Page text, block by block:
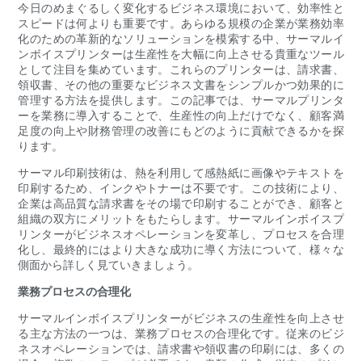
今日のめまぐるしく変化するビジネス環境において、効率性と
スピードは何よりも重要です。あらゆる規模の企業が業務効率
化のための革新的なソリューションを模索する中、サーマルイ
ンボイスプリンターは生産性を大幅に向上させる貴重なツール
として注目を集めています。これらのプリンターは、請求書、
領収書、その他の重要なビジネス文書をシンプルかつ効果的に
管理する方法を提供します。この記事では、サーマルプリンタ
ーを業務に導入することで、生産性の向上だけでなく、顧客満
足度の向上や財務管理の改善にもどのように貢献できるかを探
ります。
サーマル印刷技術は、熱を利用して感熱紙に画像やテキストを
印刷するため、インクやトナーは不要です。この技術により、
企業は高品質な請求書をその場で印刷することができ、顧客と
組織の双方にメリットをもたらします。サーマルインボイスプ
リンターがビジネスオペレーションを変革し、プロセスを合理
化し、最終的にはより大きな成功に導く方法について、様々な
側面から詳しく見ていきましょう。
業務プロセスの合理化
サーマルインボイスプリンターがビジネスの生産性を向上させ
る主な方法の一つは、業務プロセスの合理化です。従来のビジ
ネスオペレーションでは、請求書や領収書の印刷には、多くの